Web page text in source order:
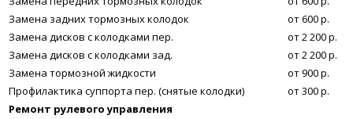
Замена задних тормозных колодок
от 600 р.
Замена дисков с колодками пер.
от 2 200 р.
Замена дисков с колодками зад.
от 2 200 р.
Замена тормозной жидкости
от 900 р.
Профилактика суппорта пер. (снятые колодки)
от 300 р.
Ремонт рулевого управления